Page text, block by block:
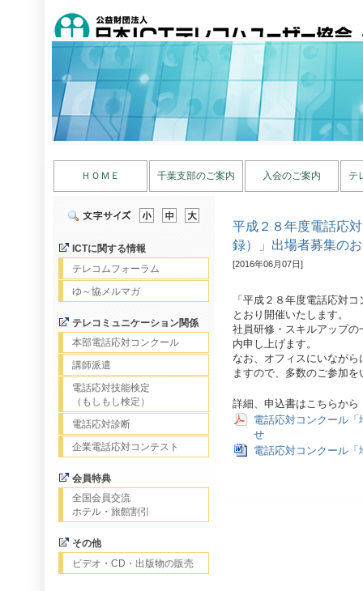
ＨＯＭＥ 千葉支部のご案内 入会のご案内 テ
ICTに関する情報
テレコムフォーラム
ゆ～協メルマガ
テレコミュニケーション関係
本部電話応対コンクール
講師派遣
電話応対技能検定
（もしもし検定）
電話応対診断
企業電話応対コンテスト
会員特典
全国会員交流
ホテル・旅館割引
その他
ビデオ・CD・出版物の販売
平成２８年度電話応
録）」出場者募集の
[2016年06月07日]
「平成２８年度電話応対
とおり開催いたします。
社員研修・スキルアップ
内申し上げます。
なお、オフィスにいなが
ますので、多数のご参加
詳細、申込書はこちらから
電話応対コンクール
せ
電話応対コンクール